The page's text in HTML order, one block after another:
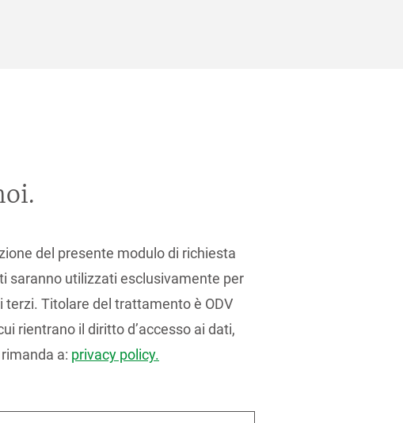
del presente modulo di richiesta
saranno utilizzati esclusivamente per
Titolare del trattamento è ODV
rientrano il diritto d’accesso ai dati,
a: privacy policy.